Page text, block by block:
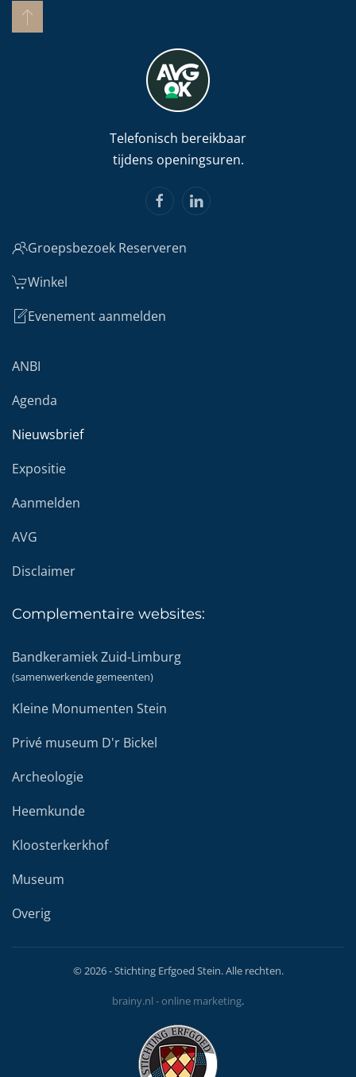
Telefonisch bereikbaar
tijdens openingsuren.
Groepsbezoek Reserveren
Winkel
Evenement aanmelden
ANBI
Agenda
Nieuwsbrief
Expositie
Aanmelden
AVG
Disclaimer
Complementaire websites:
Bandkeramiek Zuid-Limburg
(samenwerkende gemeenten)
Kleine Monumenten Stein
Privé museum D'r Bickel
Archeologie
Heemkunde
Kloosterkerkhof
Museum
Overig
©2026- Stichting Erfgoed Stein. Alle rechten.
brainy.nl - online marketing.